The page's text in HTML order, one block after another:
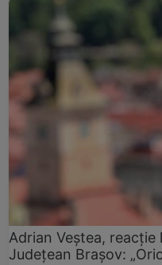
Adrian Veștea,
Județean Brașov: